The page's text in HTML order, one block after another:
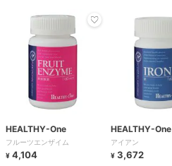
HEALTHY-One
フルーツエンザイム
¥ 4,104
HEALTHY-One
アイアン
¥ 3,672